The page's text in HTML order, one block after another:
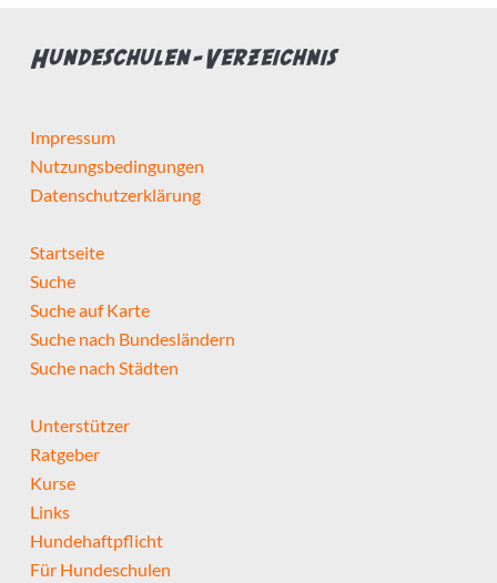
Hundeschulen-Verzeichnis
Impressum
Nutzungsbedingungen
Datenschutzerklärung
Startseite
Suche
Suche auf Karte
Suche nach Bundesländern
Suche nach Städten
Unterstützer
Ratgeber
Kurse
Links
Hundehaftpflicht
Für Hundeschulen